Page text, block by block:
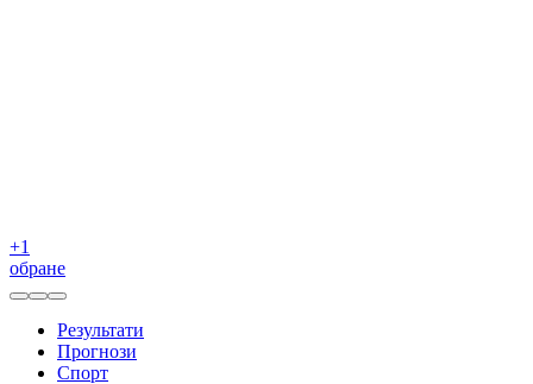
+1
обране
Результати
Прогнози
Спорт